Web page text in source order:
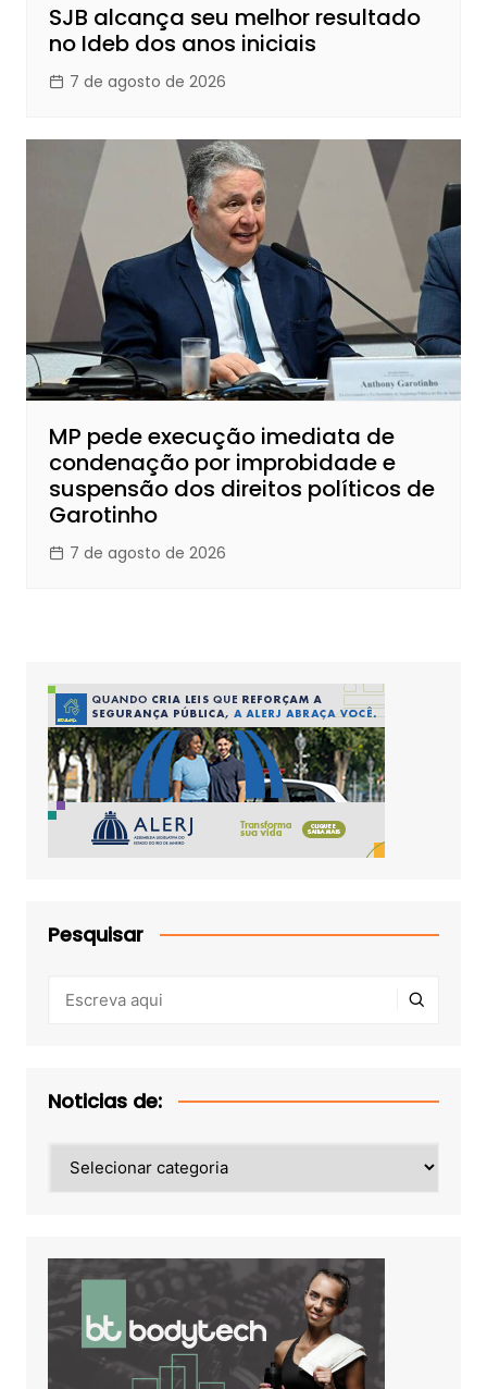
SJB alcança seu melhor resultado
no Ideb dos anos iniciais
7 de agosto de 2026
MP pede execução imediata de
condenação por improbidade e
suspensão dos direitos políticos de
Garotinho
7 de agosto de 2026
Pesquisar
Noticias de:
de: